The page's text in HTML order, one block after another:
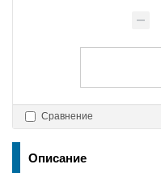
Сравнение
Описание